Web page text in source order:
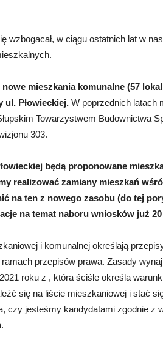
wzbogacał, w ciągu ostatnich lat w
mieszkania komunalne (57
Płowieckiej. W poprzednich latach
Towarzystwem Budownictwa
303.
będą proponowane
realizować zamiany mieszkań
na ten z nowego zasobu (do tej
na temat naboru wniosków już
i komunalnej określają
przepisów prawa. Zasady
roku z , która ściśle określa
się na liście mieszkaniowej i stać
czy jesteśmy kandydatami zgodnie z